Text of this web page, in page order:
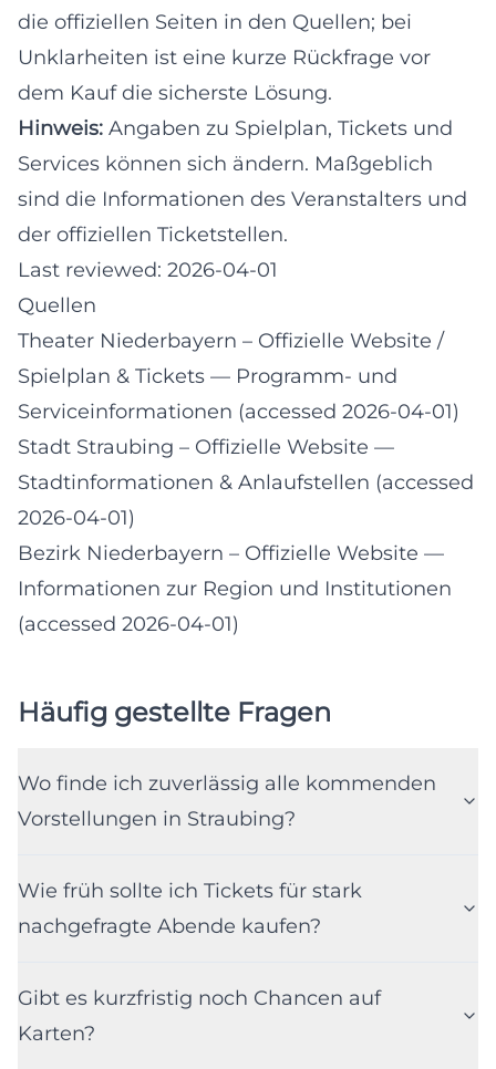
die offiziellen Seiten in den Quellen; bei
Unklarheiten ist eine kurze Rückfrage vor
dem Kauf die sicherste Lösung.
Hinweis: Angaben zu Spielplan, Tickets und
Services können sich ändern. Maßgeblich
sind die Informationen des Veranstalters und
der offiziellen Ticketstellen.
Last reviewed: 2026-04-01
Quellen
Theater Niederbayern – Offizielle Website /
Spielplan & Tickets — Programm- und
Serviceinformationen (accessed 2026-04-01)
Stadt Straubing – Offizielle Website —
Stadtinformationen & Anlaufstellen (accessed
2026-04-01)
Bezirk Niederbayern – Offizielle Website —
Informationen zur Region und Institutionen
(accessed 2026-04-01)
Häufig gestellte Fragen
Wo finde ich zuverlässig alle kommenden
Vorstellungen in Straubing?
Wie früh sollte ich Tickets für stark
nachgefragte Abende kaufen?
Gibt es kurzfristig noch Chancen auf
Karten?